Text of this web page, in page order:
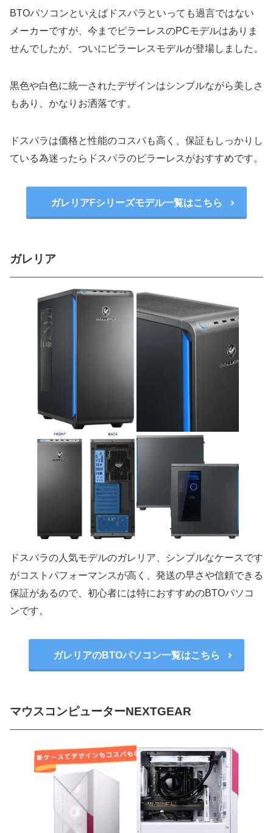
BTOパソコンといえばドスパラといっても過言ではない
メーカーですが、今までピラーレスのPCモデルはありま
せんでしたが、ついにピラーレスモデルが登場しました。
黒色や白色に統一されたデザインはシンプルながら美しさ
もあり、かなりお洒落です。
ドスパラは価格と性能のコスパも高く、保証もしっかりし
ている為迷ったらドスパラのピラーレスがおすすめです。
ガレリアFシリーズモデル一覧はこちら
ガレリア
ドスパラの人気モデルのガレリア、シンプルなケースです
がコストパフォーマンスが高く、発送の早さや信頼できる
保証があるので、初心者には特におすすめのBTOパソコ
ンです。
ガレリアのBTOパソコン一覧はこちら
マウスコンピューターNEXTGEAR